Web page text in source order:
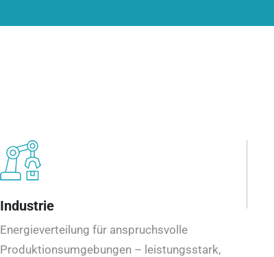
Industrie
Energieverteilung für anspruchsvolle
Produktionsumgebungen – leistungsstark,